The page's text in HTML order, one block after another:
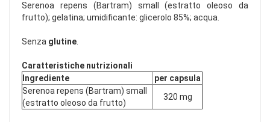
Serenoa repens (Bartram) small (estratto oleoso da
frutto); gelatina; umidificante: glicerolo 85%; acqua.
Senza glutine.
Caratteristiche nutrizionali
Ingrediente
per capsula
Serenoa repens (Bartram) small
(estratto oleoso da frutto)
320 mg